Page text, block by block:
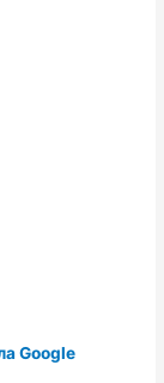
Google